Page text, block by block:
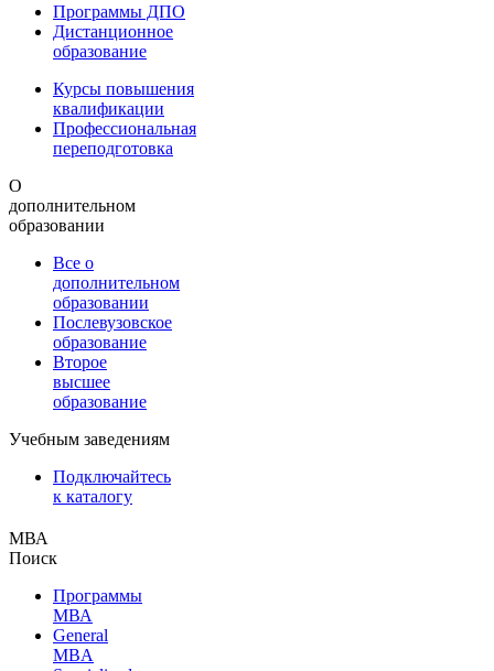
Программы ДПО
Дистанционное
образование
Курсы повышения
квалификации
Профессиональная
переподготовка
О
дополнительном
образовании
Все о
дополнительном
образовании
Послевузовское
образование
Второе
высшее
образование
Учебным заведениям
Подключайтесь
к каталогу
МВА
Поиск
Программы
МВА
General
MBA